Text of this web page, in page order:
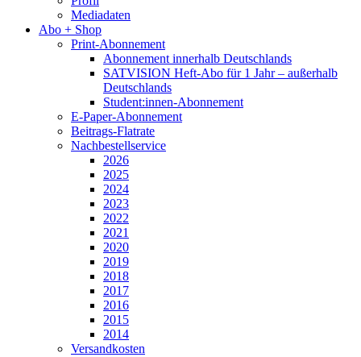
Mediadaten
Abo + Shop
Print-Abonnement
Abonnement innerhalb Deutschlands
SATVISION Heft-Abo für 1 Jahr – außerhalb
Deutschlands
Student:innen-Abonnement
E-Paper-Abonnement
Beitrags-Flatrate
Nachbestellservice
2026
2025
2024
2023
2022
2021
2020
2019
2018
2017
2016
2015
2014
Versandkosten